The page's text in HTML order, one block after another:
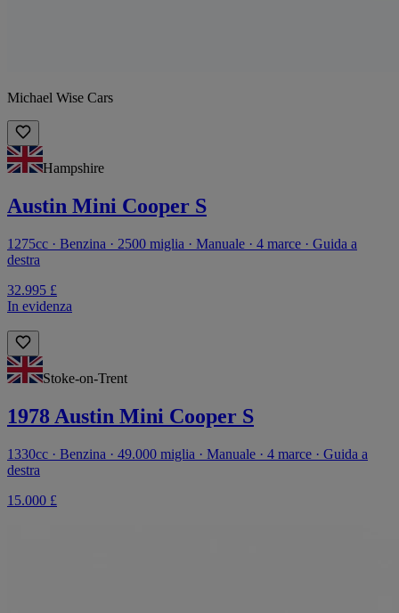
Michael Wise Cars
Hampshire
Austin Mini Cooper S
1275cc · Benzina · 2500 miglia · Manuale · 4 marce · Guida a
destra
32.995 £
In evidenza
Stoke-on-Trent
1978 Austin Mini Cooper S
1330cc · Benzina · 49.000 miglia · Manuale · 4 marce · Guida a
destra
15.000 £